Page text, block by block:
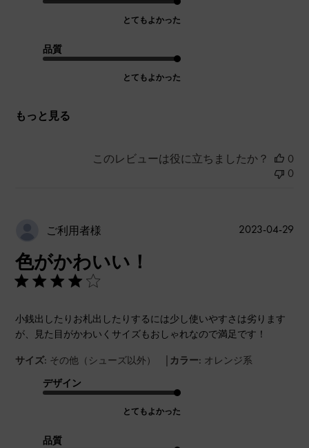
とてもよかった
品質
とてもよかった
もっと見る
このレビューは役に立ちましたか？
0
0
ご利用者様
色がかわいい！
小銭出したりお札出したりするには少し使いやすさは劣ります
が、見た目がかわいくサイズもおしゃれなので満足です！
サイズ: その他（シューズ以外） | カラー: オレンジ系
デザイン
とてもよかった
品質
公
2023-04-29